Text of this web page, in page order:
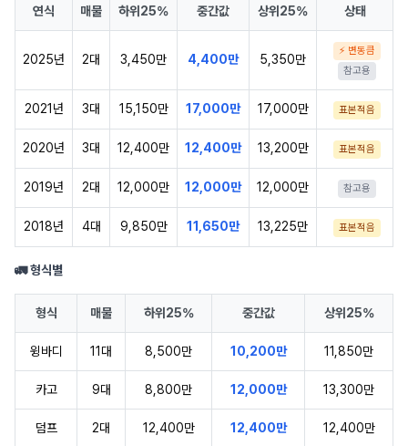
연식 매물 하위25% 중간값 상위25% 상태
2025년 2대 3,450만 4,400만 5,350만
⚡ 변동큼
참고용
2021년 3대 15,150만 17,000만 17,000만 표본적음
2020년 3대 12,400만 12,400만 13,200만 표본적음
2019년 2대 12,000만 12,000만 12,000만 참고용
2018년 4대 9,850만 11,650만 13,225만 표본적음
🚛 형식별
형식 매물 하위25% 중간값 상위25%
윙바디 11대 8,500만 10,200만 11,850만
카고 9대 8,800만 12,000만 13,300만
덤프 2대 12,400만 12,400만 12,400만